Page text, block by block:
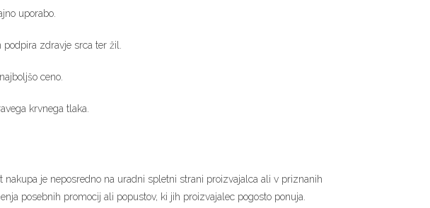
uporabo.
zdravje srca ter žil.
ceno.
krvnega tlaka.
nakupa je neposredno na uradni spletni strani proizvajalca ali v priznanih
posebnih promocij ali popustov, ki jih proizvajalec pogosto ponuja.